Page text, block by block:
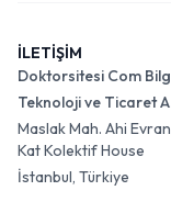
İLETİŞİM
Doktorsitesi Com
Teknoloji ve Ticaret
Maslak Mah. Ahi
Kat Kolektif House
İstanbul, Türkiye